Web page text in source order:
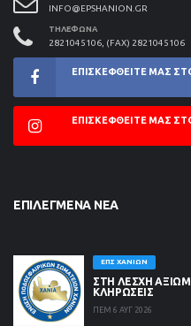
INFO@EPSHANION.GR
ΤΗΛΈΦΩΝΑ
2821045106, (FAX) 2821045106
ΕΠΙΣΚΕΦΘΕΊΤΕ ΜΑΣ ΣΤΟ
ΕΠΙΣΚΕΦΘΕΊΤΕ ΜΑΣ ΣΤΟ
ΕΠΙΛΕΓΜΈΝΑ ΝΈΑ
ΕΠΣ ΧΑΝΊΩΝ
ΣΤΗ ΛΈΣΧΗ
ΚΛΗΡΏΣΕΙΣ
ΠΕΜ 6 ΑΥΓ 2026